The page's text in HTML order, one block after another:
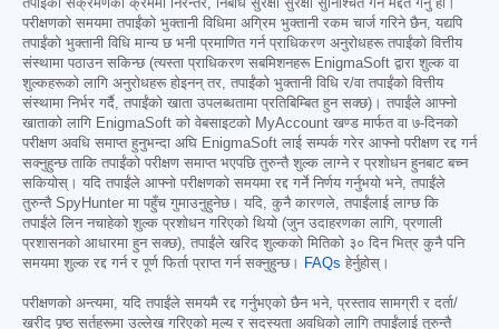
तपाईंको संक्रमणको क्रममा निरन्तर, निर्बाध सुरक्षा सुरक्षा सुनिश्चित गर्न मद्दत गर्नु हो।
परीक्षणको समयमा तपाईंको भुक्तानी विधिमा अग्रिम भुक्तानी रकम चार्ज गरिने छैन, यद्यपि
तपाईंको भुक्तानी विधि मान्य छ भनी प्रमाणित गर्न प्राधिकरण अनुरोधहरू तपाईंको वित्तीय
संस्थामा पठाउन सकिन्छ (त्यस्ता प्राधिकरण सबमिशनहरू EnigmaSoft द्वारा शुल्क वा
शुल्कहरूको लागि अनुरोधहरू होइनन् तर, तपाईंको भुक्तानी विधि र/वा तपाईंको वित्तीय
संस्थामा निर्भर गर्दै, तपाईंको खाता उपलब्धतामा प्रतिबिम्बित हुन सक्छ)। तपाईंले आफ्नो
खाताको लागि EnigmaSoft को वेबसाइटको MyAccount खण्ड मार्फत वा ७-दिनको
परीक्षण अवधि समाप्त हुनुभन्दा अघि EnigmaSoft लाई सम्पर्क गरेर आफ्नो परीक्षण रद्द गर्न
सक्नुहुन्छ ताकि तपाईंको परीक्षण समाप्त भएपछि तुरुन्तै शुल्क लाग्ने र प्रशोधन हुनबाट बच्न
सकियोस्। यदि तपाईंले आफ्नो परीक्षणको समयमा रद्द गर्ने निर्णय गर्नुभयो भने, तपाईंले
तुरुन्तै SpyHunter मा पहुँच गुमाउनुहुनेछ। यदि, कुनै कारणले, तपाईंलाई लाग्छ कि
तपाईंले लिन नचाहेको शुल्क प्रशोधन गरिएको थियो (जुन उदाहरणका लागि, प्रणाली
प्रशासनको आधारमा हुन सक्छ), तपाईंले खरिद शुल्कको मितिको ३० दिन भित्र कुनै पनि
समयमा शुल्क रद्द गर्न र पूर्ण फिर्ता प्राप्त गर्न सक्नुहुन्छ।
FAQs हेर्नुहोस्।
परीक्षणको अन्त्यमा, यदि तपाईंले समयमै रद्द गर्नुभएको छैन भने, प्रस्ताव सामग्री र दर्ता/
खरीद पृष्ठ सर्तहरूमा उल्लेख गरिएको मूल्य र सदस्यता अवधिको लागि तपाईंलाई तुरुन्तै